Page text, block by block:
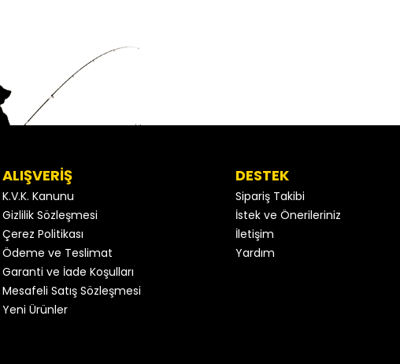
ALIŞVERİŞ
K.V.K. Kanunu
Gizlilik Sözleşmesi
Çerez Politikası
Ödeme ve Teslimat
Garanti ve İade Koşulları
Mesafeli Satış Sözleşmesi
Yeni Ürünler
DESTEK
Sipariş Takibi
İstek ve Önerileriniz
İletişim
Yardım